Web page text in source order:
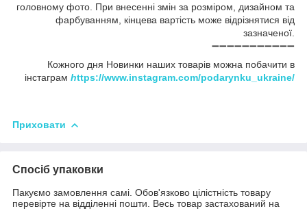
головному фото. При внесенні змін за розміром, дизайном та
фарбуванням, кінцева вартість може відрізнятися від
зазначеної.
➖➖➖➖➖➖➖➖➖➖➖
Кожного дня Новинки наших товарів можна побачити в
інстаграм https://www.instagram.com/podarynku_ukraine/
Приховати
Спосіб упаковки
Пакуємо замовлення самі. Обов'язково цілістність товару
перевірте на відділенні пошти. Весь товар застахований на